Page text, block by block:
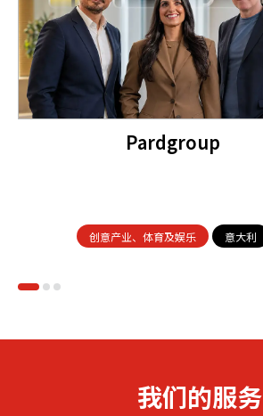
Pardgroup
创意产业、体育及娱乐 意大利
我们的服务